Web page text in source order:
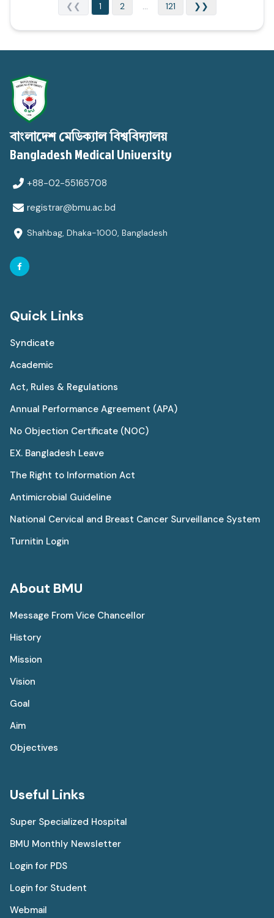
❮❮ 1 2 ... 121 ❯❯
বাংলাদেশ মেডিক্যাল বিশ্ববিদ্যালয়
Bangladesh Medical University
+88-02-55165708
registrar@bmu.ac.bd
Shahbag, Dhaka-1000, Bangladesh
Quick Links
Syndicate
Academic
Act, Rules & Regulations
Annual Performance Agreement (APA)
No Objection Certificate (NOC)
EX. Bangladesh Leave
The Right to Information Act
Antimicrobial Guideline
National Cervical and Breast Cancer Surveillance System
Turnitin Login
About BMU
Message From Vice Chancellor
History
Mission
Vision
Goal
Aim
Objectives
Useful Links
Super Specialized Hospital
BMU Monthly Newsletter
Login for PDS
Login for Student
Webmail